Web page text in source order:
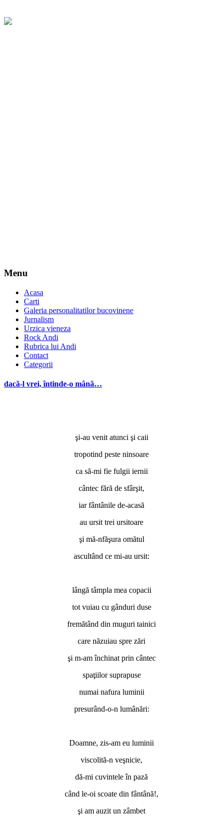
Menu
Acasa
Carti
Galeria personalitatilor bucovinene
Jurnalism
Urzica vieneza
Rock Andi
Rubrica lui Andi
Contact
Categorii
dacă-l vrei, întinde-o mână…
şi-au venit atunci şi caii
tropotind peste ninsoare
ca să-mi fie fulgii iernii
cântec fără de sfârşit,
iar fântânile de-acasă
au ursit trei ursitoare
şi mă-nfăşura omătul
ascultând ce mi-au ursit:
lângă tâmpla mea copacii
tot vuiau cu gânduri duse
fremătând din muguri tainici
care năzuiau spre zări
şi m-am închinat prin cântec
spaţiilor suprapuse
numai nafura luminii
presurând-o-n lumânări:
Doamne, zis-am eu luminii
viscolită-n veşnicie,
dă-mi cuvintele în pază
când le-oi scoate din fântână!,
şi am auzit un zâmbet